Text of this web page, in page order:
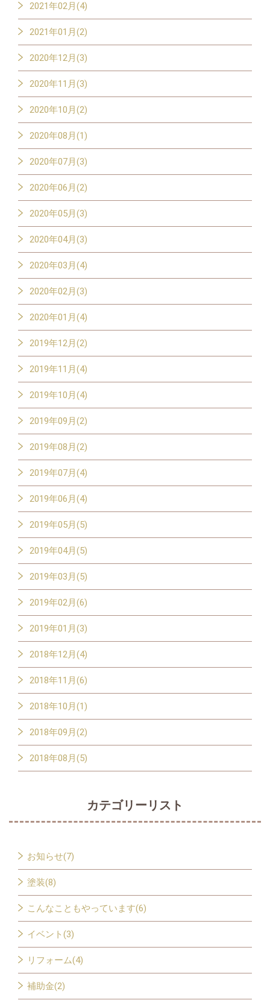
2021年02月(4)
2021年01月(2)
2020年12月(3)
2020年11月(3)
2020年10月(2)
2020年08月(1)
2020年07月(3)
2020年06月(2)
2020年05月(3)
2020年04月(3)
2020年03月(4)
2020年02月(3)
2020年01月(4)
2019年12月(2)
2019年11月(4)
2019年10月(4)
2019年09月(2)
2019年08月(2)
2019年07月(4)
2019年06月(4)
2019年05月(5)
2019年04月(5)
2019年03月(5)
2019年02月(6)
2019年01月(3)
2018年12月(4)
2018年11月(6)
2018年10月(1)
2018年09月(2)
2018年08月(5)
カテゴリーリスト
お知らせ(7)
塗装(8)
こんなこともやっています(6)
イベント(3)
リフォーム(4)
補助金(2)